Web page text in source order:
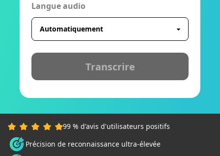
Langue audio
Transcrire
99 % d'avis d'utilisateurs positifs
Précision de reconnaissance ultra-élevée